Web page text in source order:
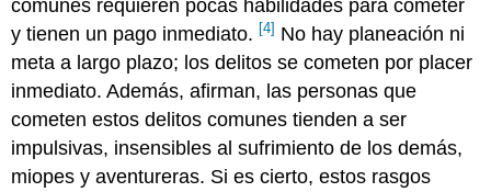
comunes requieren pocas habilidades para cometer
y tienen un pago inmediato. [4] No hay planeación ni
meta a largo plazo; los delitos se cometen por placer
inmediato. Además, afirman, las personas que
cometen estos delitos comunes tienden a ser
impulsivas, insensibles al sufrimiento de los demás,
miopes y aventureras. Si es cierto, estos rasgos